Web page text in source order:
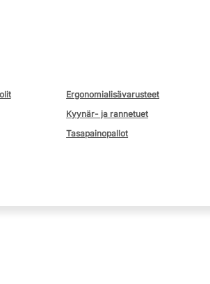
Ergonomialisävarusteet
Kyynär- ja rannetuet
Tasapainopallot